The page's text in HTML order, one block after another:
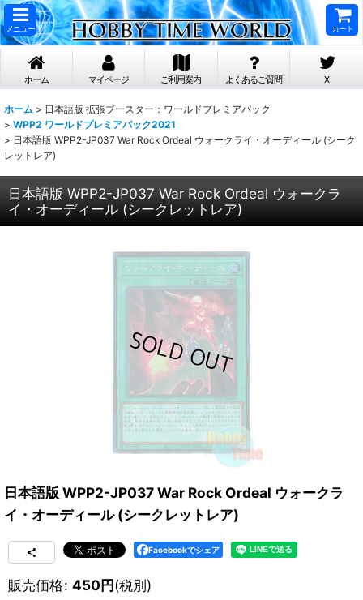
メニュー カート
ホーム マイページ ご利用案内 よくあるご質問 X
ホーム > 日本語版 拡張ブースター：ワールドプレミアパック
> WPP2 ワールドプレミアパック2021
> 日本語版 WPP2-JP037 War Rock Ordeal ウォークライ・オーディール (シーク
レットレア)
日本語版 WPP2-JP037 War Rock Ordeal ウォークラ
イ・オーディール (シークレットレア)
日本語版 WPP2-JP037 War Rock Ordeal ウォークラ
イ・オーディール (シークレットレア)
Facebookでシェア
販売価格: 450円(税別)